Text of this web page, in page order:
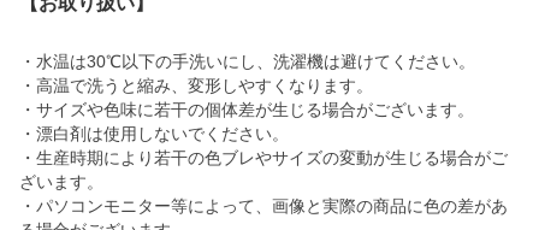
・水温は30℃以下の手洗いにし、洗濯機は避けてください。
・高温で洗うと縮み、変形しやすくなります。
・サイズや色味に若干の個体差が生じる場合がございます。
・漂白剤は使用しないでください。
・生産時期により若干の色ブレやサイズの変動が生じる場合がご
ざいます。
・パソコンモニター等によって、画像と実際の商品に色の差があ